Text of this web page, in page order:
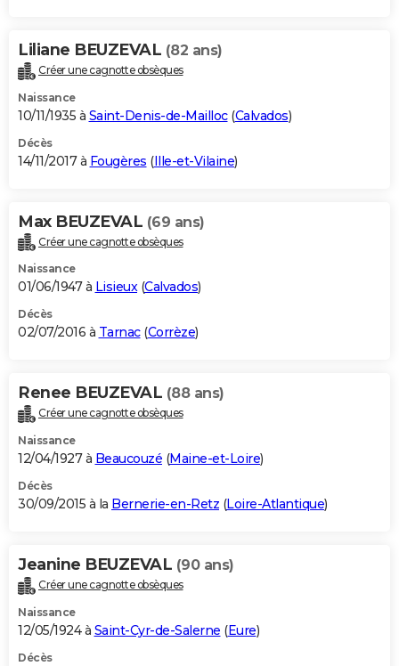
Liliane BEUZEVAL (82 ans)
Créer une cagnotte obsèques
Naissance
10/11/1935 à Saint-Denis-de-Mailloc(Calvados)
Décès
14/11/2017 à Fougères (Ille-et-Vilaine)
Max BEUZEVAL (69 ans)
Créer une cagnotte obsèques
Naissance
01/06/1947 à Lisieux(Calvados)
Décès
02/07/2016 à Tarnac(Corrèze)
Renee BEUZEVAL (88 ans)
Créer une cagnotte obsèques
Naissance
12/04/1927 à Beaucouzé (Maine-et-Loire)
Décès
30/09/2015 à la Bernerie-en-Retz (Loire-Atlantique)
Jeanine BEUZEVAL (90 ans)
Créer une cagnotte obsèques
Naissance
12/05/1924 à Saint-Cyr-de-Salerne (Eure)
Décès